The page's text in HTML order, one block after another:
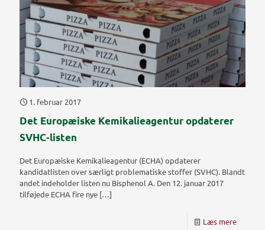
1. februar 2017
Det Europæiske Kemikalieagentur opdaterer
SVHC-listen
Det Europæiske Kemikalieagentur (ECHA) opdaterer
kandidatlisten over særligt problematiske stoffer (SVHC). Blandt
andet indeholder listen nu Bisphenol A. Den 12. januar 2017
tilføjede ECHA fire nye […]
Læs mere